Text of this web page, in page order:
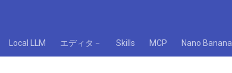
Local LLM エディタ－ Skills MCP Nano Banana